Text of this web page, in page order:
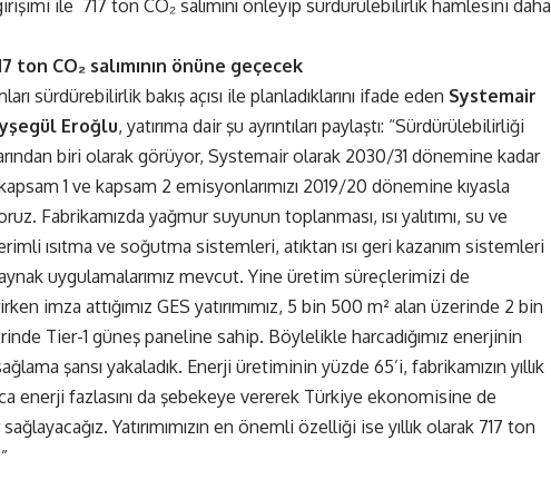
ile 717 ton CO₂ salımını önleyip sürdürülebilirlik hamlesini daha
ton CO₂ salımının önüne geçecek
sürdürebilirlik bakış açısı ile planladıklarını ifade eden Systemair
Eroğlu, yatırıma dair şu ayrıntıları paylaştı: “Sürdürülebilirliği
biri olarak görüyor, Systemair olarak 2030/31 dönemine kadar
1 ve kapsam 2 emisyonlarımızı 2019/20 dönemine kıyasla
Fabrikamızda yağmur suyunun toplanması, ısı yalıtımı, su ve
ısıtma ve soğutma sistemleri, atıktan ısı geri kazanım sistemleri
uygulamalarımız mevcut. Yine üretim süreçlerimizi de
imza attığımız GES yatırımımız, 5 bin 500 m² alan üzerinde 2 bin
Tier-1 güneş paneline sahip. Böylelikle harcadığımız enerjinin
şansı yakaladık. Enerji üretiminin yüzde 65’i, fabrikamızın yıllık
enerji fazlasını da şebekeye vererek Türkiye ekonomisine de
Yatırımımızın en önemli özelliği ise yıllık olarak 717 ton